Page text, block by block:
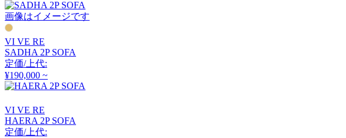
ART WORK STUDIO
アートワークスタジオ
artek
アルテック
画像はイメージです
VI VE RE
SADHA 2P SOFA
定価/上代:
¥190,000 ~
VI VE RE
HAERA 2P SOFA
定価/上代: